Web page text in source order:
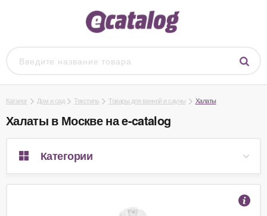
Каталог Дом и сад Текстиль Товары для ванной и сауны Халаты
Халаты в Москве на e-catalog
Категории